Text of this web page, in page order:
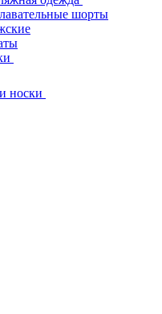
шорты
носки